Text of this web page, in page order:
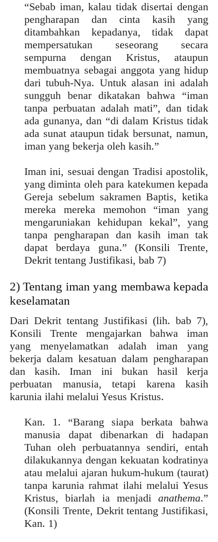
“Sebab iman, kalau tidak disertai dengan
pengharapan dan cinta kasih yang
ditambahkan kepadanya, tidak dapat
mempersatukan seseorang secara
sempurna dengan Kristus, ataupun
membuatnya sebagai anggota yang hidup
dari tubuh-Nya. Untuk alasan ini adalah
sungguh benar dikatakan bahwa “iman
tanpa perbuatan adalah mati”, dan tidak
ada gunanya, dan “di dalam Kristus tidak
ada sunat ataupun tidak bersunat, namun,
iman yang bekerja oleh kasih.”
Iman ini, sesuai dengan Tradisi apostolik,
yang diminta oleh para katekumen kepada
Gereja sebelum sakramen Baptis, ketika
mereka mereka memohon “iman yang
mengaruniakan kehidupan kekal”, yang
tanpa pengharapan dan kasih iman tak
dapat berdaya guna.” (Konsili Trente,
Dekrit tentang Justifikasi, bab 7)
2) Tentang iman yang membawa kepada
keselamatan
Dari Dekrit tentang Justifikasi (lih. bab 7),
Konsili Trente mengajarkan bahwa iman
yang menyelamatkan adalah iman yang
bekerja dalam kesatuan dalam pengharapan
dan kasih. Iman ini bukan hasil kerja
perbuatan manusia, tetapi karena kasih
karunia ilahi melalui Yesus Kristus.
Kan. 1. “Barang siapa berkata bahwa
manusia dapat dibenarkan di hadapan
Tuhan oleh perbuatannya sendiri, entah
dilakukannya dengan kekuatan kodratinya
atau melalui ajaran hukum-hukum (taurat)
tanpa karunia rahmat ilahi melalui Yesus
Kristus, biarlah ia menjadi anathema.”
(Konsili Trente, Dekrit tentang Justifikasi,
Kan. 1)